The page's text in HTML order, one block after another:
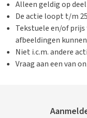
Alleen geldig op
De actie loopt t/m
Tekstuele en/of
afbeeldingen
Niet i.c.m. andere
Vraag aan een van